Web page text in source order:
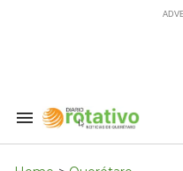
Search
Navigation